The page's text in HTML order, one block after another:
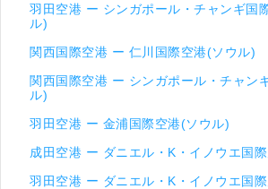
羽田空港 ー シンガポール・チャンギ国
ル)
関西国際空港 ー 仁川国際空港(ソウル)
関西国際空港 ー シンガポール・チャン
ル)
羽田空港 ー 金浦国際空港(ソウル)
成田空港 ー ダニエル・K・イノウエ国
羽田空港 ー ダニエル・K・イノウエ国